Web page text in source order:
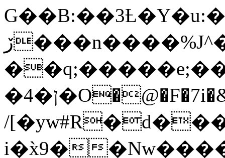
ڒ���n����%J^�}
/
i�x̀9�